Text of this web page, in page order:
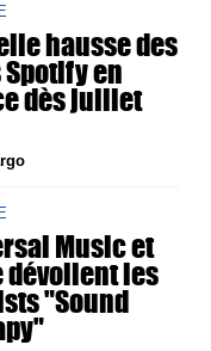
hausse des
en
dès juillet
Music et
dévoilent les
"Sound